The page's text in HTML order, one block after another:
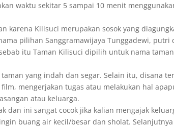
waktu sekitar 5 sampai 10 menit
karena Kilisuci merupakan sosok yang
pilihan Sanggramawijaya Tunggadewi,
itu Taman Kilisuci dipilih untuk nama
yang indah dan segar. Selain itu, disana
mengerjakan tugas atau melakukan hal
atau keluarga.
dan ini sangat cocok jika kalian mengajak
buang air kecil/besar dan sholat.